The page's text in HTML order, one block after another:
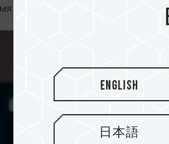
рендеринга.
English
日本語